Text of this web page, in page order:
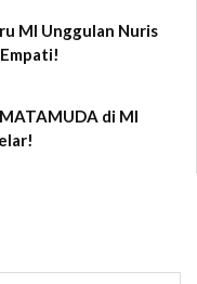
MI Unggulan Nuris
di MI